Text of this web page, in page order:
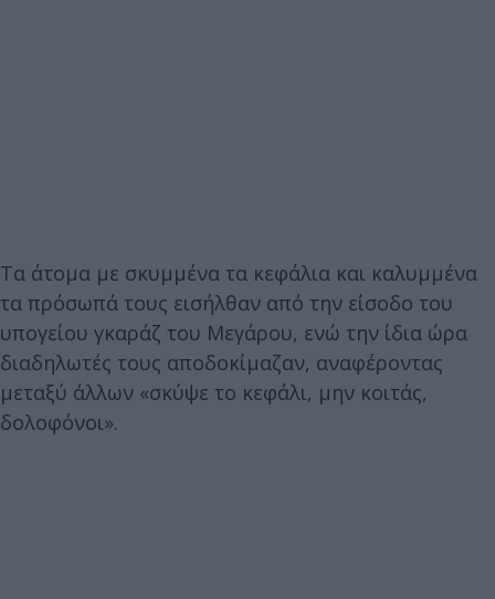
Τα άτομα με σκυμμένα τα κεφάλια και καλυμμένα
τα πρόσωπά τους εισήλθαν από την είσοδο του
υπογείου γκαράζ του Μεγάρου, ενώ την ίδια ώρα
διαδηλωτές τους αποδοκίμαζαν, αναφέροντας
μεταξύ άλλων «σκύψε το κεφάλι, μην κοιτάς,
δολοφόνοι».